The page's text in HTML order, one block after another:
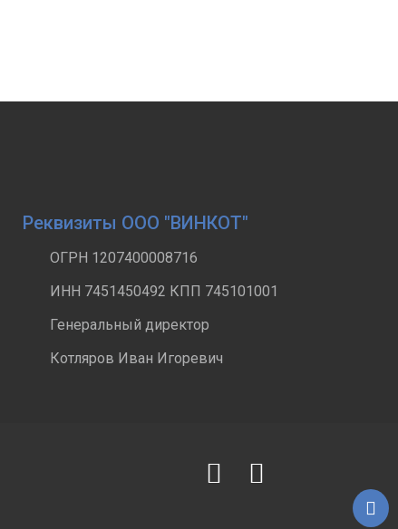
Реквизиты ООО "ВИНКОТ"
ОГРН 1207400008716
ИНН 7451450492 КПП 745101001
Генеральный директор
Котляров Иван Игоревич